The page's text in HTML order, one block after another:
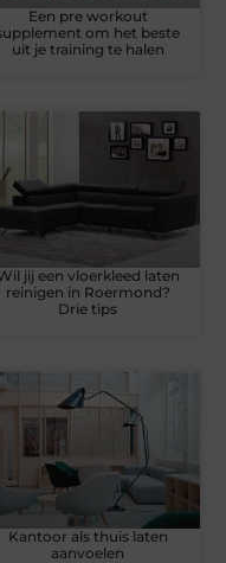
Een pre workout
om het beste
uit je training te halen
jij een vloerkleed laten
reinigen in Roermond?
Drie tips
Kantoor als thuis laten
aanvoelen